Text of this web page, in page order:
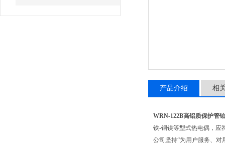
产品介绍 相
WRN-122B高铝质保护管
铁-铜镍等型式热电偶，应
公司坚持“为用户服务、对